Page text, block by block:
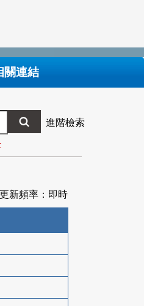
關連結
進階檢索
新頻率：即時